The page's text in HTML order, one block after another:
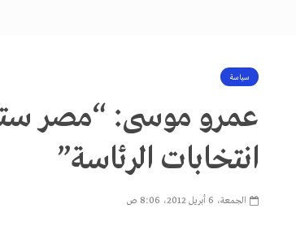
سياسة
عمرو موسى: “مصر
انتخابات الرئاسة”
الجمعة، 6 أبريل 2012، 8:06 ص